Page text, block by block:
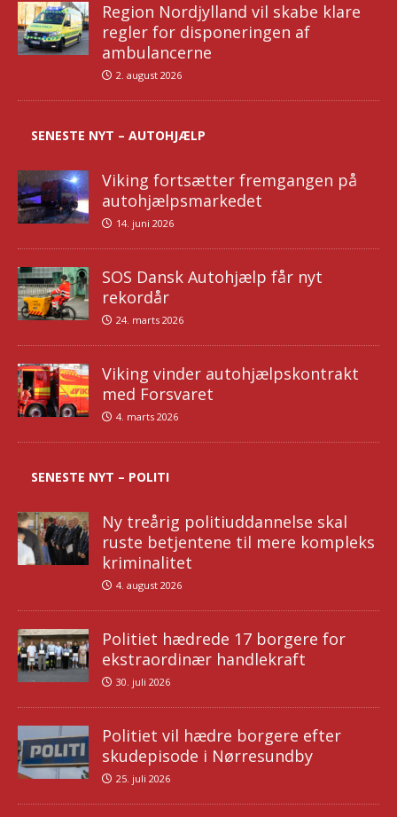
Region Nordjylland vil skabe klare
regler for disponeringen af
ambulancerne
2. august 2026
SENESTE NYT – AUTOHJÆLP
Viking fortsætter fremgangen på
autohjælpsmarkedet
14. juni 2026
SOS Dansk Autohjælp får nyt
rekordår
24. marts 2026
Viking vinder autohjælpskontrakt
med Forsvaret
4. marts 2026
SENESTE NYT – POLITI
Ny treårig politiuddannelse skal
ruste betjentene til mere kompleks
kriminalitet
4. august 2026
Politiet hædrede 17 borgere for
ekstraordinær handlekraft
30. juli 2026
Politiet vil hædre borgere efter
skudepisode i Nørresundby
25. juli 2026